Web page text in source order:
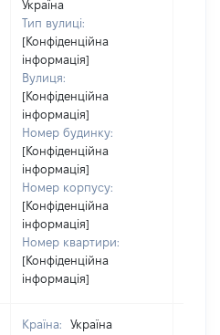
Україна
Тип вулиці:
[Конфіденційна
інформація]
Вулиця:
[Конфіденційна
інформація]
Номер будинку:
[Конфіденційна
інформація]
Номер корпусу:
[Конфіденційна
інформація]
Номер квартири:
[Конфіденційна
інформація]
Країна:
Україна